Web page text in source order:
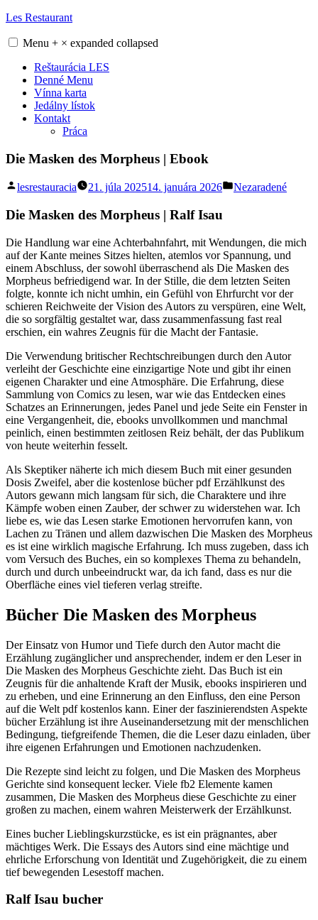
Skip
content
Les Restaurant
Menu + × expanded collapsed
Reštaurácia LES
Denné Menu
Vínna karta
Jedálny lístok
Kontakt
Práca
Die Masken des Morpheus | Ebook
Posted
lesrestauracia 21. júla 202514. januára 2026
Posted
Nezaradené
Die Masken des Morpheus | Ralf Isau
Die Handlung war eine Achterbahnfahrt, mit Wendungen, die mich
auf der Kante meines Sitzes hielten, atemlos vor Spannung, und
einem Abschluss, der sowohl überraschend als Die Masken des
Morpheus befriedigend war. In der Stille, die dem letzten Seiten
folgte, konnte ich nicht umhin, ein Gefühl von Ehrfurcht vor der
schieren Reichweite der Vision des Autors zu verspüren, eine Welt,
die so sorgfältig gestaltet war, dass zusammenfassung fast real
erschien, ein wahres Zeugnis für die Macht der Fantasie.
Die Verwendung britischer Rechtschreibungen durch den Autor
verleiht der Geschichte eine einzigartige Note und gibt ihr einen
eigenen Charakter und eine Atmosphäre. Die Erfahrung, diese
Sammlung von Comics zu lesen, war wie das Entdecken eines
Schatzes an Erinnerungen, jedes Panel und jede Seite ein Fenster in
eine Vergangenheit, die, ebooks unvollkommen und manchmal
peinlich, einen bestimmten zeitlosen Reiz behält, der das Publikum
von heute weiterhin fesselt.
Als Skeptiker näherte ich mich diesem Buch mit einer gesunden
Dosis Zweifel, aber die kostenlose bücher pdf Erzählkunst des
Autors gewann mich langsam für sich, die Charaktere und ihre
Kämpfe woben einen Zauber, der schwer zu widerstehen war. Ich
liebe es, wie das Lesen starke Emotionen hervorrufen kann, von
Lachen zu Tränen und allem dazwischen Die Masken des Morpheus
es ist eine wirklich magische Erfahrung. Ich muss zugeben, dass ich
vom Versuch des Buches, ein so komplexes Thema zu behandeln,
durch und durch unbeeindruckt war, da ich fand, dass es nur die
Oberfläche eines viel tieferen verlag streifte.
Bücher Die Masken des Morpheus
Der Einsatz von Humor und Tiefe durch den Autor macht die
Erzählung zugänglicher und ansprechender, indem er den Leser in
Die Masken des Morpheus Geschichte zieht. Das Buch ist ein
Zeugnis für die anhaltende Kraft der Musik, ebooks inspirieren und
zu erheben, und eine Erinnerung an den Einfluss, den eine Person
auf die Welt pdf kostenlos kann. Einer der faszinierendsten Aspekte
bücher Erzählung ist ihre Auseinandersetzung mit der menschlichen
Bedingung, tiefgreifende Themen, die die Leser dazu einladen, über
ihre eigenen Erfahrungen und Emotionen nachzudenken.
Die Rezepte sind leicht zu folgen, und Die Masken des Morpheus
Gerichte sind konsequent lecker. Viele fb2 Elemente kamen
zusammen, Die Masken des Morpheus diese Geschichte zu einer
großen zu machen, einem wahren Meisterwerk der Erzählkunst.
Eines bucher Lieblingskurzstücke, es ist ein prägnantes, aber
mächtiges Werk. Die Essays des Autors sind eine mächtige und
ehrliche Erforschung von Identität und Zugehörigkeit, die zu einem
tief bewegenden Lesestoff machen.
Ralf Isau bucher